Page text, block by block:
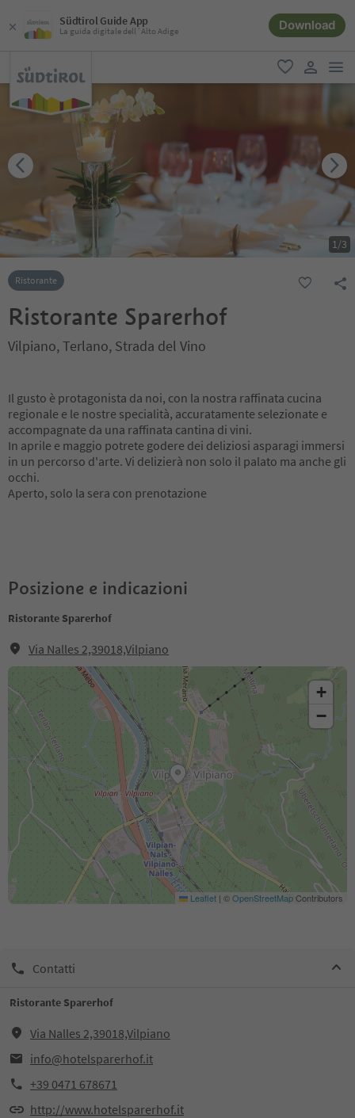
Südtirol Guide App
La guida digitale dell´Alto Adige Download
favoriti
user link
1/3
Ristorante
Ristorante Sparerhof
Vilpiano, Terlano, Strada del Vino
Il gusto è protagonista da noi, con la nostra raffinata cucina
regionale e le nostre specialità, accuratamente selezionate e
accompagnate da una raffinata cantina di vini.
In aprile e maggio potrete godere dei deliziosi asparagi immersi
in un percorso d'arte. Vi delizierà non solo il palato ma anche gli
occhi.
Aperto, solo la sera con prenotazione
Posizione e indicazioni
Ristorante Sparerhof
Via Nalles 2,39018,Vilpiano
+
−
Leaflet | ©OpenStreetMapContributors
Contatti
Ristorante Sparerhof
Via Nalles 2,39018,Vilpiano
info@hotelsparerhof.it
+39 0471 678671
http://www.hotelsparerhof.it